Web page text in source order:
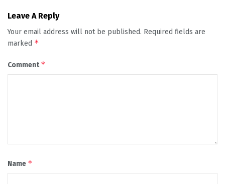
Leave A Reply
Your email address will not be published. Required fields are
marked *
Comment*
Name *